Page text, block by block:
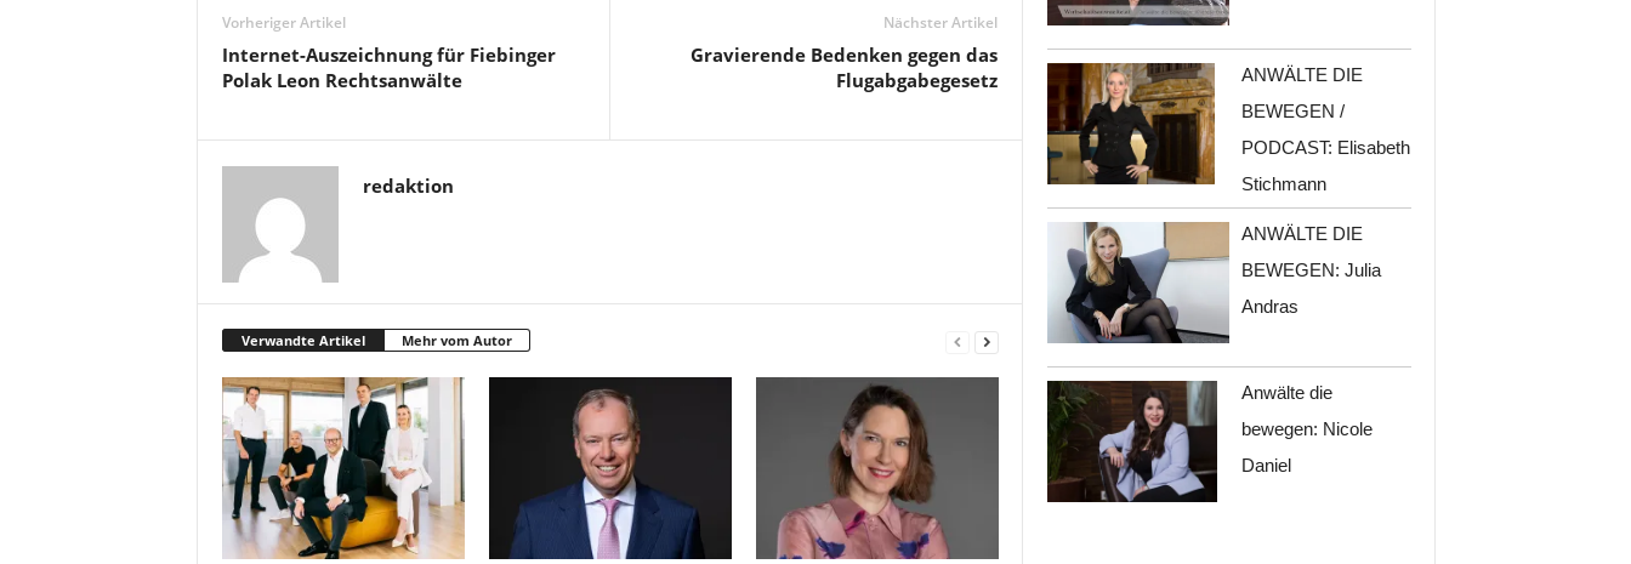
Vorheriger Artikel
Internet-Auszeichnung für Fiebinger
Polak Leon Rechtsanwälte
Nächster Artikel
Gravierende Bedenken gegen das
Flugabgabegesetz
redaktion
Verwandte Artikel Mehr vom Autor
ANWÄLTE DIE
BEWEGEN /
PODCAST: Elisabeth
Stichmann
ANWÄLTE DIE
BEWEGEN: Julia
Andras
Anwälte die
bewegen: Nicole
Daniel